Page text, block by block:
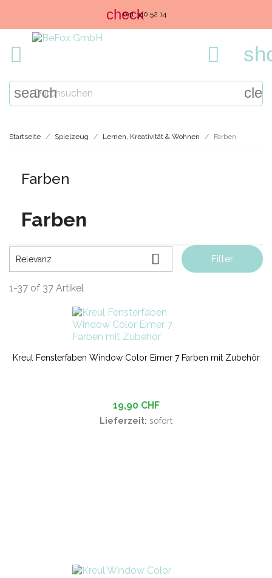
check
info@befox.ch
 
search
Startseite Spielzeug Lernen, Kreativität & Wohnen Farben
Farben
Farben
Relevanz  Filter
1-37 of 37 Artikel
Kreul Fensterfaben Window Color Eimer 7 Farben mit Zubehör
19,90 CHF
Lieferzeit: sofort